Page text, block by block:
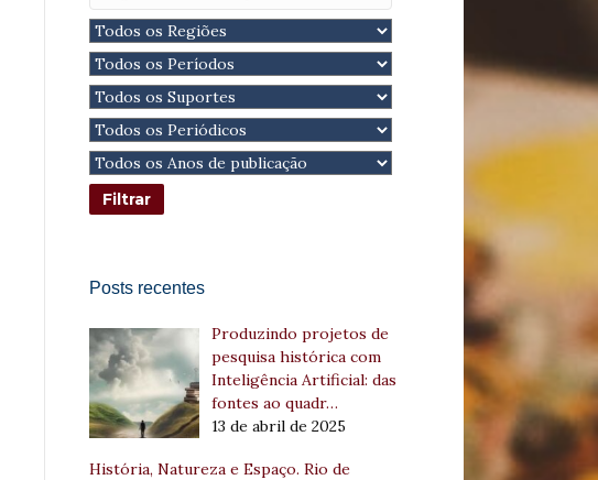
Posts recentes
Produzindo projetos de
pesquisa histórica com
Inteligência Artificial: das
fontes ao quadr…
13 de abril de 2025
História, Natureza e Espaço. Rio de